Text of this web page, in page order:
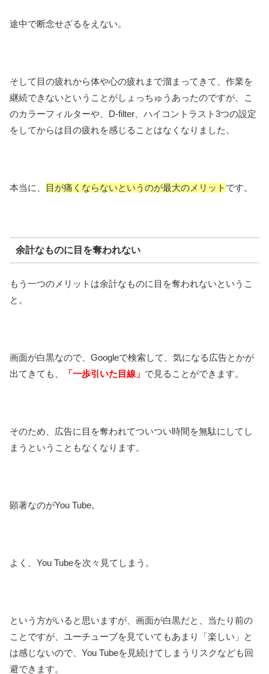
途中で断念せざるをえない。
そして目の疲れから体や心の疲れまで溜まってきて、作業を
継続できないということがしょっちゅうあったのですが、こ
のカラーフィルターや、D-filter、ハイコントラスト3つの設定
をしてからは目の疲れを感じることはなくなりました。
本当に、 目が痛くならないというのが最大のメリット です。
余計なものに目を奪われない
もう一つのメリットは余計なものに目を奪われないというこ
と。
画面が白黒なので、Googleで検索して、気になる広告とかが
出てきても、
「一歩引いた目線」 で見ることができます。
そのため、広告に目を奪われてついつい時間を無駄にしてし
まうということもなくなります。
顕著なのがYou Tube。
よく、You Tubeを次々見てしまう。
という方がいると思いますが、画面が白黒だと、当たり前の
ことですが、ユーチューブを見ていてもあまり「楽しい」と
は感じないので、You Tubeを見続けてしまうリスクなども回
避できます。